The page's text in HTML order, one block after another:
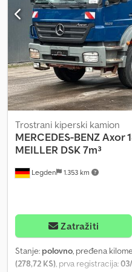
Legden 1.353 km
Trostrani kiperski kamion
MERCEDES-BENZAxor
MEILLER DSK 7m³
Zatražiti
Stanje: polovno, pređena
(278,72 KS) , prva registracija: